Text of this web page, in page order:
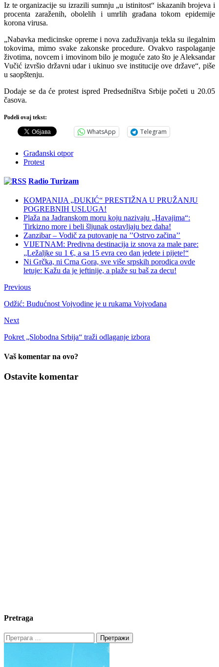
Iz te organizacije su izrazili sumnju „u istinitost“ iskazanih brojeva i
procenta zaraženih, obolelih i umrlih građana tokom epidemije
korona virusa.
„Nabavka medicinske opreme i nova zaduživanja tekla su ilegalnim
tokovima, mimo svake zakonske procedure. Ovakvo raspolaganje
životima, novcem i imovinom bilo je moguće zato što je Aleksandar
Vučić izvršio državni udar i ukinuo sve institucije ove države“, piše
u saopštenju.
Dodaje se da će protest ispred Predsedništva Srbije početi u 20.05
časova.
Podeli ovaj tekst:
WhatsApp Telegram
Građanski otpor
Protest
Radio Turizam
KOMPANIJA „ĐUKIĆ“ PRESTIŽNA U PRUŽANJU
POGREBNIH USLUGA!
Plaža na Jadranskom moru koju nazivaju „Havajima“:
Tirkizno more i beli šljunak ostavljaju bez daha!
Zanzibar – Vodič za putovanje na ’’Ostrvo začina’’
VIJETNAM: Predivna destinacija iz snova za male pare:
„Ležaljke su 1 €, a sa 15 evra ceo dan jedete i pijete!“
Ni Grčka, ni Crna Gora, sve više srpskih porodica ovde
letuje: Kažu da je jeftinije, a plaže su baš za decu!
Previous
Odžić: Budućnost Vojvodine je u rukama Vojvođana
Next
Pokret „Slobodna Srbija“ traži odlaganje izbora
Vaš komentar na ovo?
Ostavite komentar
Pretraga
Претрага
за: